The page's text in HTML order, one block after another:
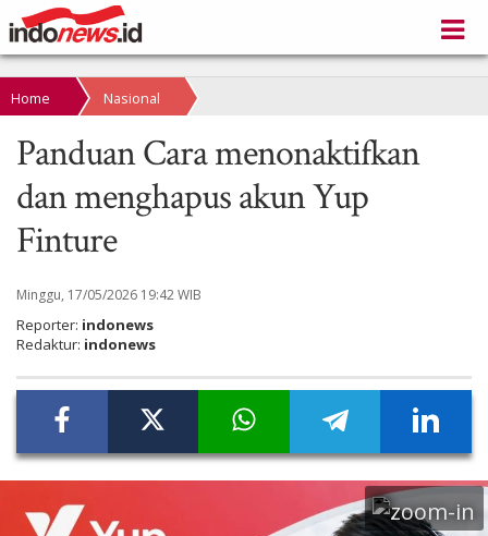
Home Nasional
Panduan Cara menonaktifkan
dan menghapus akun Yup
Finture
Minggu, 17/05/2026 19:42 WIB
Reporter: indonews
Redaktur: indonews